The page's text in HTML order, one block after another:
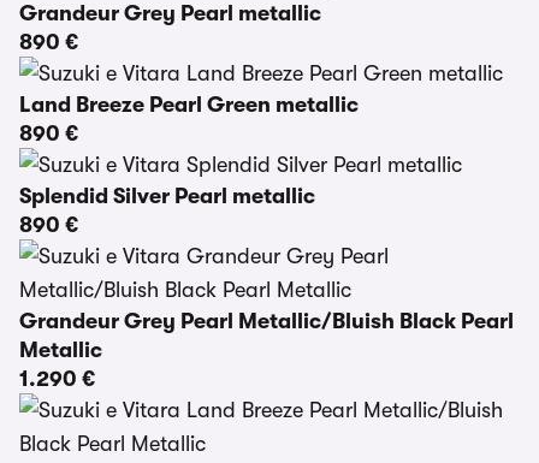
Grandeur Grey Pearl metallic
890 €
Land Breeze Pearl Green metallic
890 €
Splendid Silver Pearl metallic
890 €
Grandeur Grey Pearl Metallic/Bluish Black Pearl
Metallic
1.290 €